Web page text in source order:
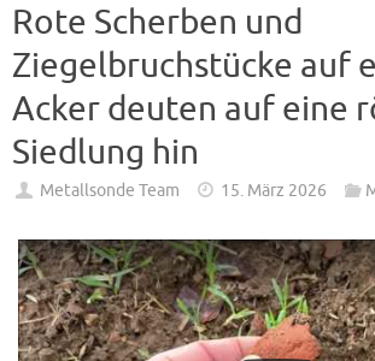
Rote Scherben und
Ziegelbruchstücke auf
Acker deuten auf eine
Siedlung hin
Metallsonde Team 15. März 2026